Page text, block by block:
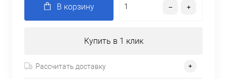
В корзину
Купить в 1 клик
Рассчитать доставку